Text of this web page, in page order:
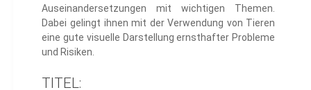
Auseinandersetzungen mit wichtigen Themen.
Dabei gelingt ihnen mit der Verwendung von Tieren
eine gute visuelle Darstellung ernsthafter Probleme
und Risiken.
TITEL: